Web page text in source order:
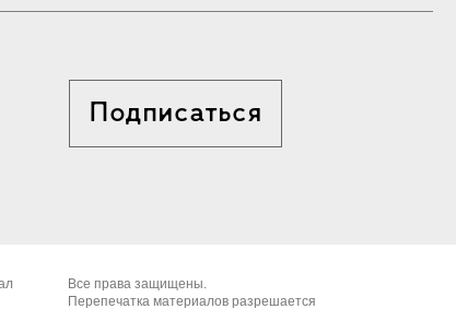
Подписаться
Все права защищены.
Перепечатка материалов разрешается